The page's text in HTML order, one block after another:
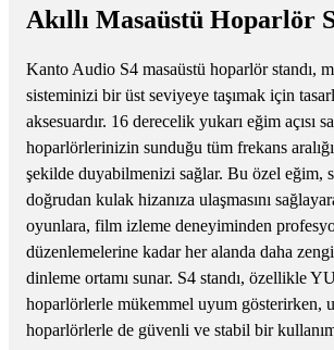
Akıllı Masaüstü Hoparlör
Kanto Audio S4 masaüstü hoparlör standı,
sisteminizi bir üst seviyeye taşımak için
aksesuardır. 16 derecelik yukarı eğim açısı
hoparlörlerinizin sunduğu tüm frekans
şekilde duyabilmenizi sağlar. Bu özel eğim,
doğrudan kulak hizanıza ulaşmasını
oyunlara, film izleme deneyiminden
düzenlemelerine kadar her alanda daha
dinleme ortamı sunar. S4 standı, özellikle
hoparlörlerle mükemmel uyum gösterirken,
hoparlörlerle de güvenli ve stabil bir